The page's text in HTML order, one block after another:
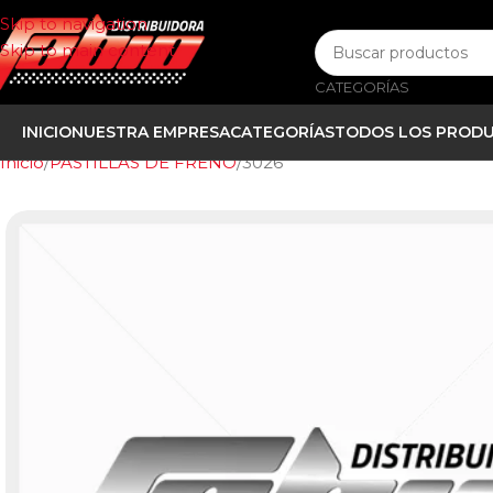
Skip to navigation
Skip to main content
CATEGORÍAS
INICIONUESTRA EMPRESACATEGORÍASTODOS LOS
Inicio PASTILLAS DE FRENO 3026